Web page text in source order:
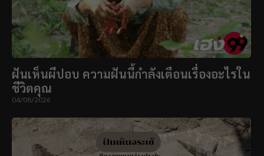
ฝันเห็นผีปอบ ความฝันนี้กำลังเตือนเรื่องอะไรใน
ชีวิตคุณ
04/08/2026